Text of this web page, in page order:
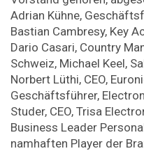
Adrian Kühne,
Bastian Cambresy, Key
Dario Casari, Country
Schweiz, Michael Keel,
Norbert Lüthi, CEO,
Geschäftsführer,
Studer, CEO, Trisa
Business Leader
namhaften Player der